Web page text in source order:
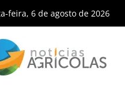
feira, 6 de agosto de 2026